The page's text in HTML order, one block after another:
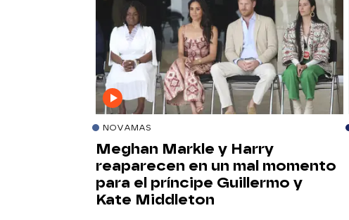
NOVAMAS
Meghan Markle y Harry
reaparecen en un mal momento
para el príncipe Guillermo y
Kate Middleton